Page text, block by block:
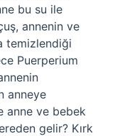
bu su ile
annenin ve
temizlendiği
Puerperium
anneye
anne ve bebek
gelir? Kırk